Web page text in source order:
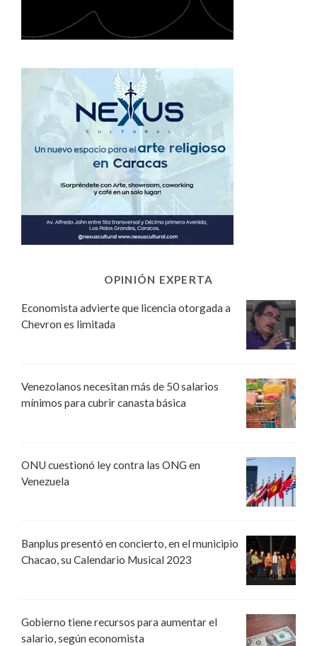
OPINIÓN EXPERTA
Economista advierte que licencia otorgada a
Chevron es limitada
Venezolanos necesitan más de 50 salarios
mínimos para cubrir canasta básica
ONU cuestionó ley contra las ONG en
Venezuela
Banplus presentó en concierto, en el municipio
Chacao, su Calendario Musical 2023
Gobierno tiene recursos para aumentar el
salario, según economista